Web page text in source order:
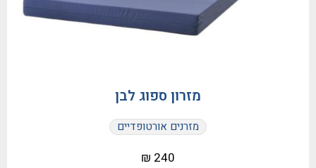
מזרון ספוג לבן
מזרנים אורטופדיים
240 ₪